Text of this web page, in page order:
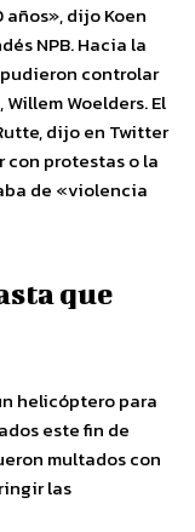
dijo Koen
NPB. Hacia la
controlar
Woelders. El
dijo en Twitter
protestas o la
de «violencia
que
helicóptero para
este fin de
multados con
las